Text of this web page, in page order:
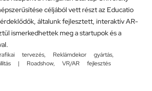
céljából vett részt az Educatio
érdeklődők, általunk fejlesztett, interaktív AR-
ismerkedhettek meg a startupok és a
tervezés, Reklámdekor gyártás,
| Roadshow, VR/AR fejlesztés